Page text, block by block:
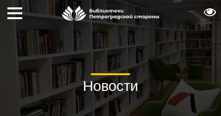
Новости